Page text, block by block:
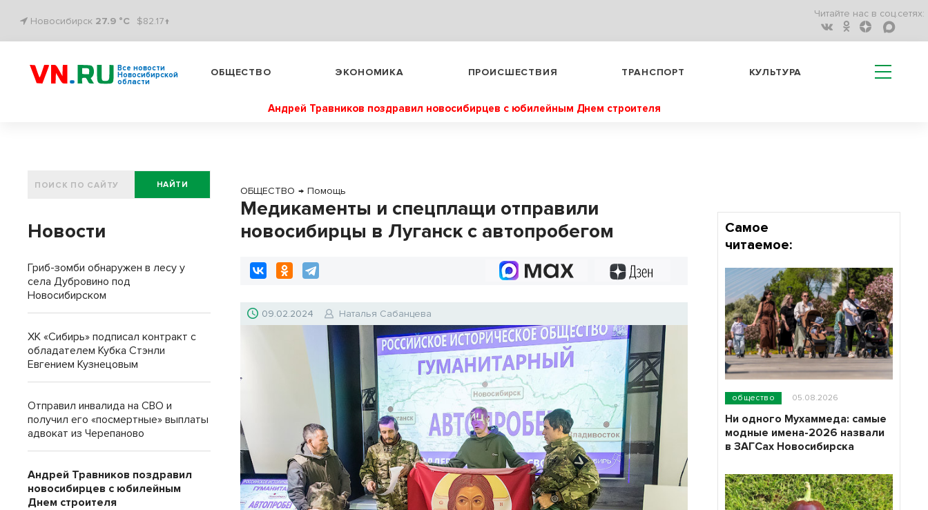
Новосибирск 27.9 °C $82.17↑
Читайте нас в соц.сетях:
Все новости
Новосибирской
области
ОБЩЕСТВО ЭКОНОМИКА ПРОИСШЕСТВИЯ ТРАНСПОРТ КУЛЬТУРА
Андрей Травников поздравил новосибирцев с юбилейным Днем строителя
ОБЩЕСТВО → Помощь
Медикаменты и спецплащи отправили
новосибирцы в Луганск с автопробегом
09.02.2024 Наталья Сабанцева
НАЙТИ
Новости
Гриб-зомби обнаружен в лесу у
села Дубровино под
Новосибирском
ХК «Сибирь» подписал контракт с
обладателем Кубка Стэнли
Евгением Кузнецовым
Отправил инвалида на СВО и
получил его «посмертные» выплаты
адвокат из Черепаново
Андрей Травников поздравил
новосибирцев с юбилейным
Днем строителя
Самое
читаемое:
общество 05.08.2026
Ни одного Мухаммеда: самые
модные имена-2026 назвали
в ЗАГСах Новосибирска